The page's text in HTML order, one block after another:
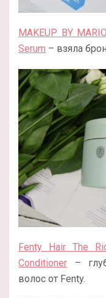
MAKEUP BY
Serum – взяла
Fenty Hair The
Conditioner –
волос от Fenty.